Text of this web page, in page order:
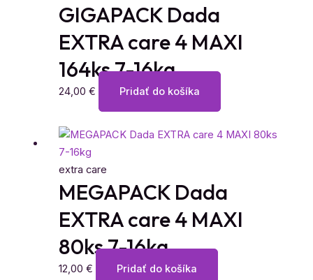
GIGAPACK Dada
EXTRA care 4 MAXI
164ks 7-16kg
24,00 € Pridať do košíka
extra care
MEGAPACK Dada
EXTRA care 4 MAXI
80ks 7-16kg
12,00 € Pridať do košíka